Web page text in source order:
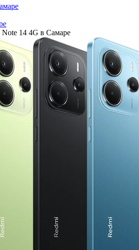
14 4G в Самаре